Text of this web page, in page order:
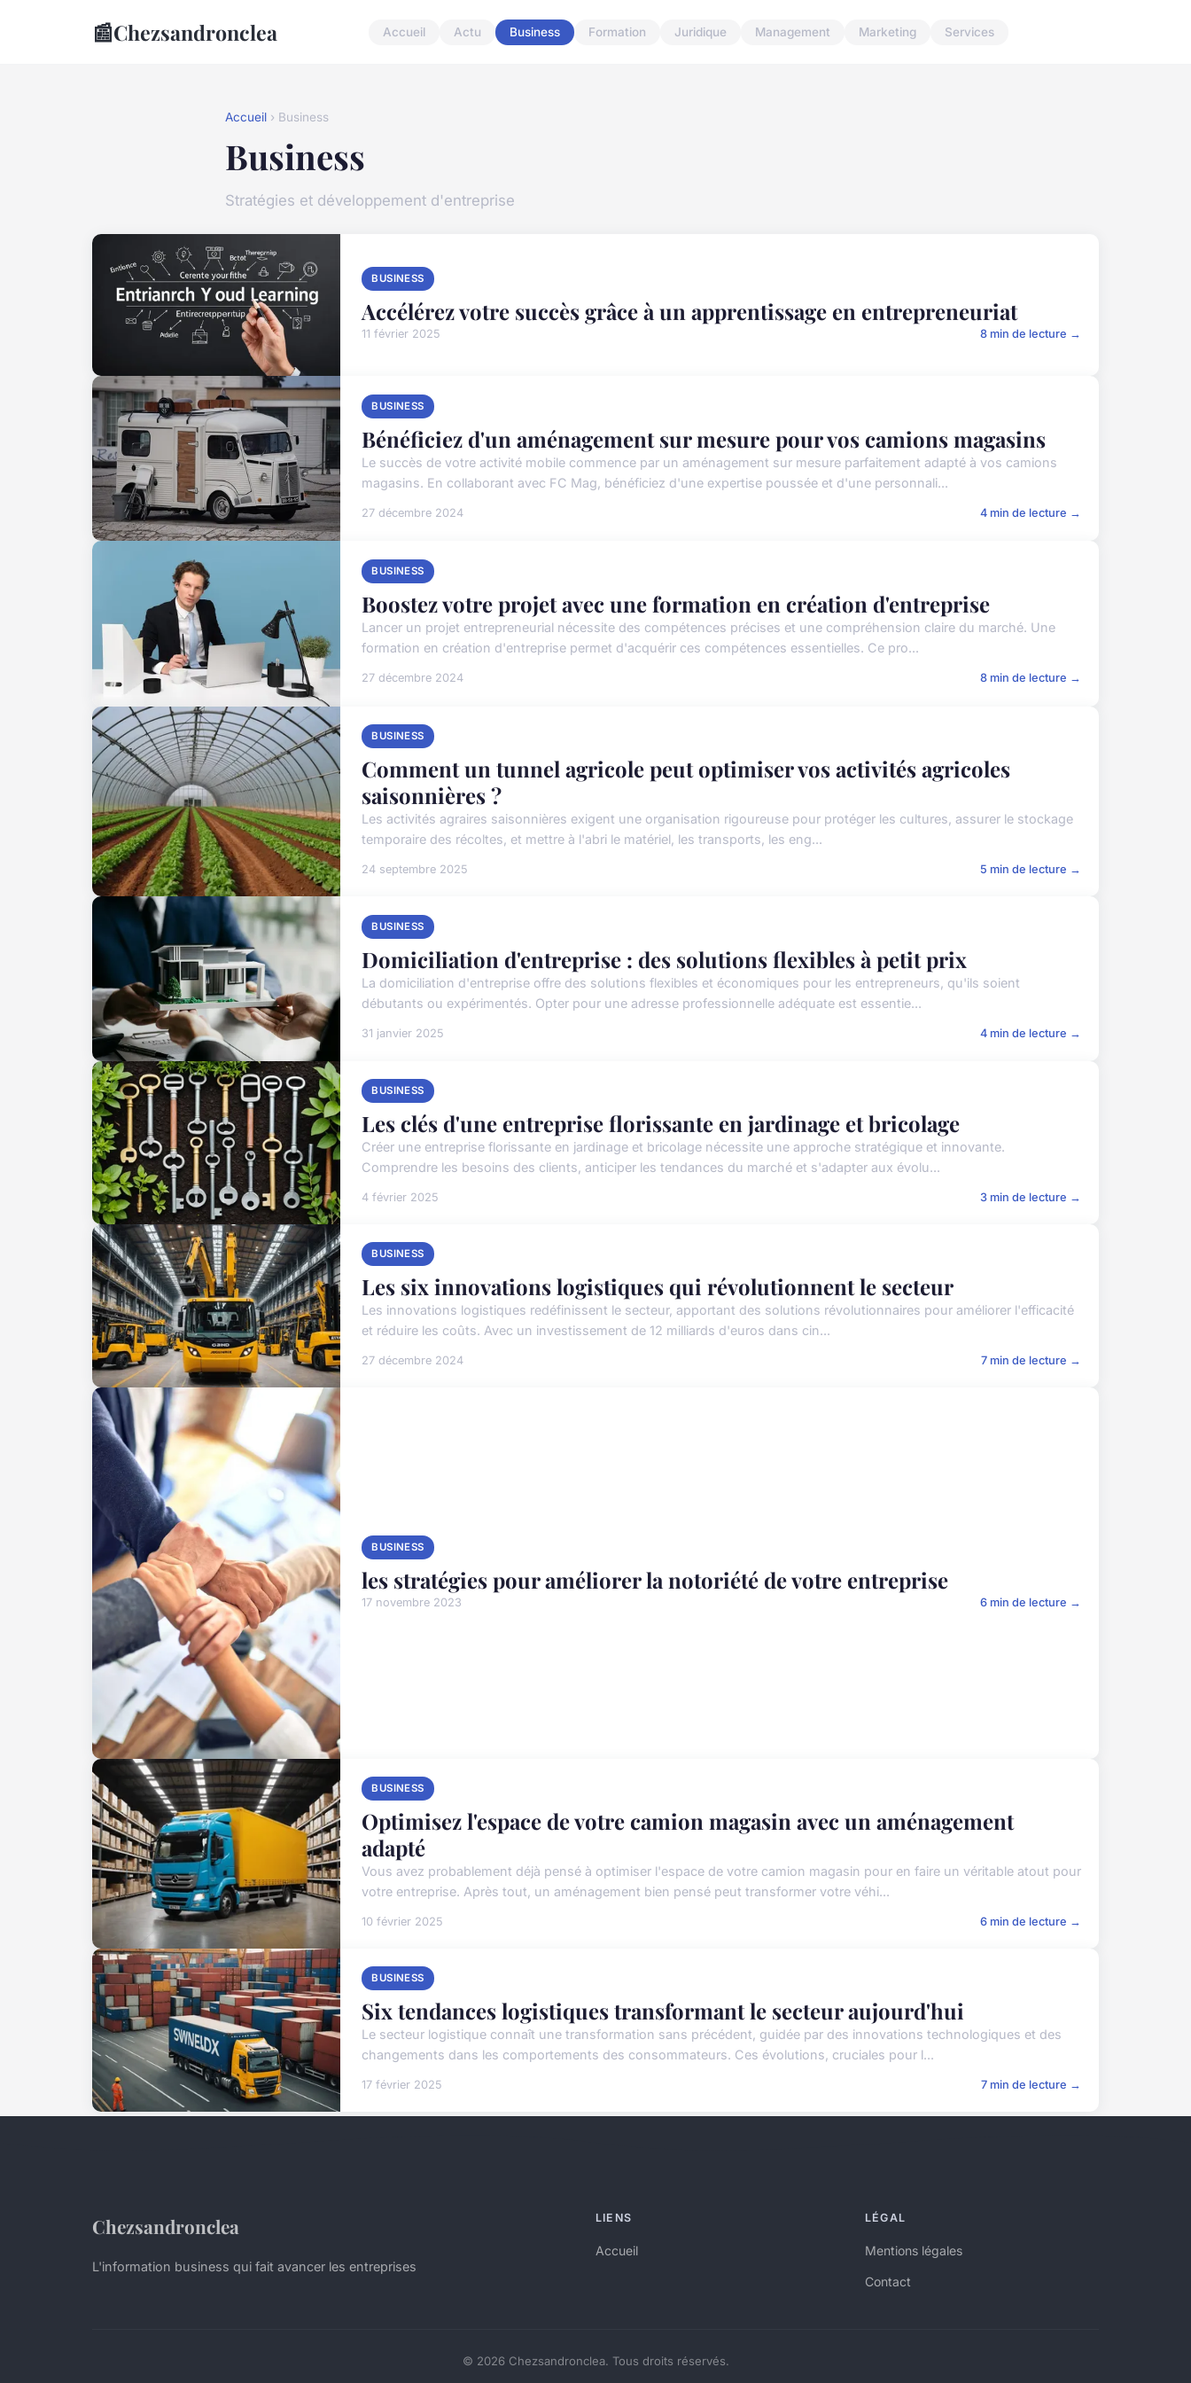
📰Chezsandronclea Accueil Actu Business Formation Juridique Management Marketing Services
Accueil › Business
Business
Stratégies et développement d'entreprise
BUSINESS
Accélérez votre succès grâce à un apprentissage en entrepreneuriat
11 février 2025 8 min de lecture →
BUSINESS
Bénéficiez d'un aménagement sur mesure pour vos camions magasins
Le succès de votre activité mobile commence par un aménagement sur mesure parfaitement adapté à vos camions
magasins. En collaborant avec FC Mag, bénéficiez d'une expertise poussée et d'une personnali...
27 décembre 2024 4 min de lecture →
BUSINESS
Boostez votre projet avec une formation en création d'entreprise
Lancer un projet entrepreneurial nécessite des compétences précises et une compréhension claire du marché. Une
formation en création d'entreprise permet d'acquérir ces compétences essentielles. Ce pro...
27 décembre 2024 8 min de lecture →
BUSINESS
Comment un tunnel agricole peut optimiser vos activités agricoles
saisonnières ?
Les activités agraires saisonnières exigent une organisation rigoureuse pour protéger les cultures, assurer le stockage
temporaire des récoltes, et mettre à l'abri le matériel, les transports, les eng...
24 septembre 2025 5 min de lecture →
BUSINESS
Domiciliation d'entreprise : des solutions flexibles à petit prix
La domiciliation d'entreprise offre des solutions flexibles et économiques pour les entrepreneurs, qu'ils soient
débutants ou expérimentés. Opter pour une adresse professionnelle adéquate est essentie...
31 janvier 2025 4 min de lecture →
BUSINESS
Les clés d'une entreprise florissante en jardinage et bricolage
Créer une entreprise florissante en jardinage et bricolage nécessite une approche stratégique et innovante.
Comprendre les besoins des clients, anticiper les tendances du marché et s'adapter aux évolu...
4 février 2025 3 min de lecture →
BUSINESS
Les six innovations logistiques qui révolutionnent le secteur
Les innovations logistiques redéfinissent le secteur, apportant des solutions révolutionnaires pour améliorer l'efficacité
et réduire les coûts. Avec un investissement de 12 milliards d'euros dans cin...
27 décembre 2024 7 min de lecture →
BUSINESS
les stratégies pour améliorer la notoriété de votre entreprise
17 novembre 2023 6 min de lecture →
BUSINESS
Optimisez l'espace de votre camion magasin avec un aménagement
adapté
Vous avez probablement déjà pensé à optimiser l'espace de votre camion magasin pour en faire un véritable atout pour
votre entreprise. Après tout, un aménagement bien pensé peut transformer votre véhi...
10 février 2025 6 min de lecture →
BUSINESS
Six tendances logistiques transformant le secteur aujourd'hui
Le secteur logistique connaît une transformation sans précédent, guidée par des innovations technologiques et des
changements dans les comportements des consommateurs. Ces évolutions, cruciales pour l...
17 février 2025 7 min de lecture →
Chezsandronclea
L'information business qui fait avancer les entreprises
LIENS
Accueil
LÉGAL
Mentions légales
Contact
© 2026 Chezsandronclea. Tous droits réservés.